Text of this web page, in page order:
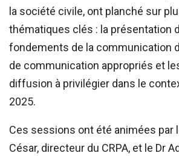
la société civile, ont planché sur
thématiques clés : la présentation
fondements de la communication
de communication appropriés et
diffusion à privilégier dans le
2025.
Ces sessions ont été animées par
César, directeur du CRPA, et le Dr